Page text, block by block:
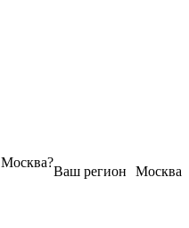
Москва
Ваш регион
Москва?